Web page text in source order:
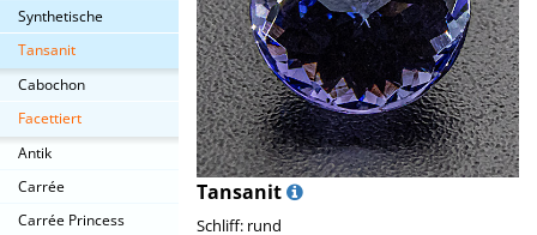
Synthetische
Tansanit
Cabochon
Facettiert
Antik
Carrée
Carrée Princess
Tansanit
Schliff: rund